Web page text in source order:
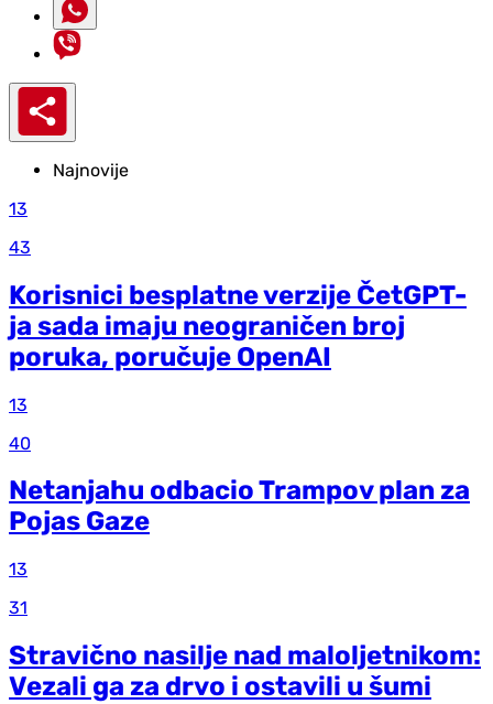
Najnovije
13
43
Korisnici besplatne verzije ČetGPT-
ja sada imaju neograničen broj
poruka, poručuje OpenAI
13
40
Netanjahu odbacio Trampov plan za
Pojas Gaze
13
31
Stravično nasilje nad maloljetnikom:
Vezali ga za drvo i ostavili u šumi